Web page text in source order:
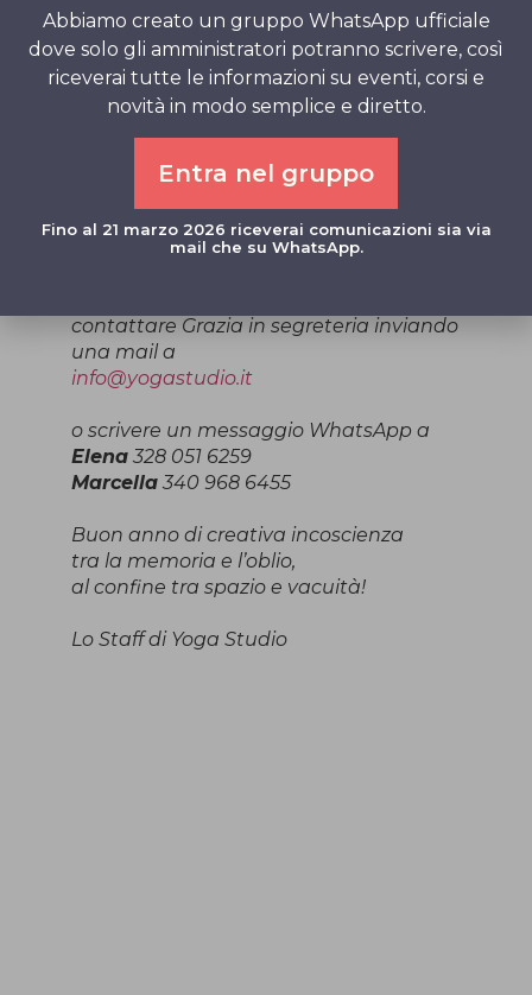
Immaginale con Elena del venerdì alle
18.30, verranno anticipate al giovedì alle
17.00, integrandosi approfonditamente
con le Sequenze Fluide del Respiro.
Nella giornata del martedì alle 18.00 si
svolgerà il percorso di Raja Yoga
tutti i dettagli.
contattare Grazia in segreteria inviando
una mail a
info@yogastudio.it
o scrivere un messaggio WhatsApp a
Elena 328 051 6259
Marcella 340 968 6455
Buon anno di creativa incoscienza
tra la memoria e l’oblio,
al confine tra spazio e vacuità!
Lo Staff di Yoga Studio
Abbiamo creato un gruppo WhatsApp ufficiale
dove solo gli amministratori potranno scrivere, così
riceverai tutte le informazioni su eventi, corsi e
novità in modo semplice e diretto.
Entra nel gruppo
Fino al 21 marzo 2026 riceverai comunicazioni sia via
mail che su WhatsApp.